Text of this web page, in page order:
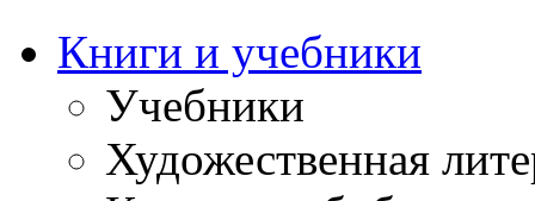
Книги и учебники
Учебники
Художественная